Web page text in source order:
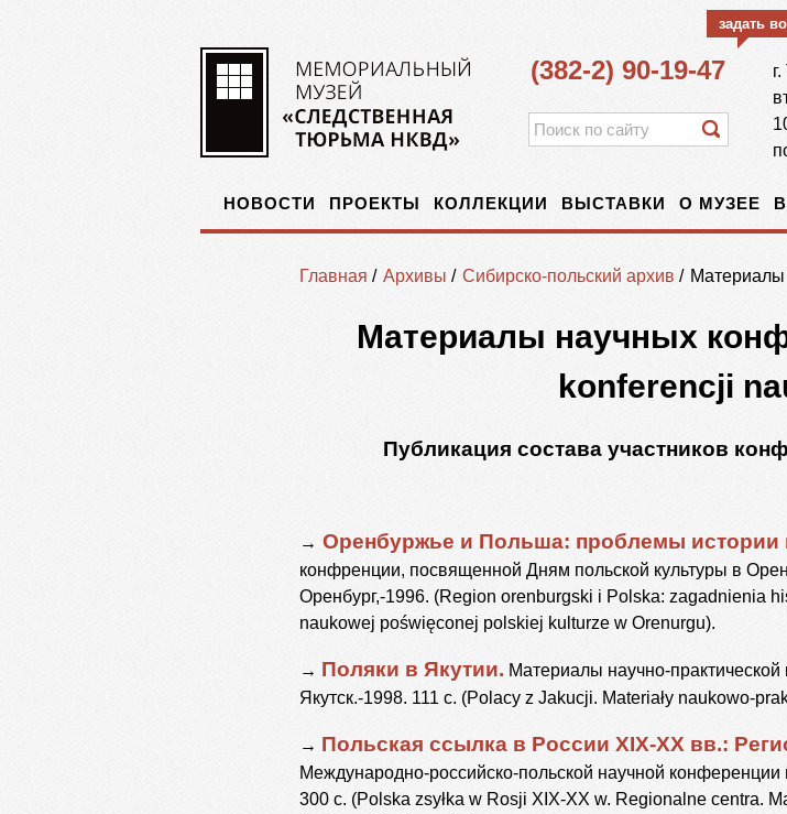
(382-2) 90-19-47
задать
НОВОСТИ ПРОЕКТЫ КОЛЛЕКЦИИ ВЫСТАВКИ О МУЗЕЕ
г.
Главная / Архивы / Сибирско-польский архив / Материалы
Материалы научных
konferencji
Публикация состава участников
→ Оренбуржье и Польша: проблемы истории
конфренции, посвященной Дням польской культуры в
Оренбург,-1996. (Region orenburgski i Polska: zagadnienia
naukowej poświęconej polskiej kulturze w Orenurgu).
→ Поляки в Якутии. Материалы научно-практической
Якутск.-1998. 111 с. (Polacy z Jakucji. Materiały naukowo-
→ Польская ссылка в России XIX-XX вв.:
Международно-российско-польской научной конференции
300 с. (Polska zsyłka w Rosji XIX-XX w. Regionalne centra.